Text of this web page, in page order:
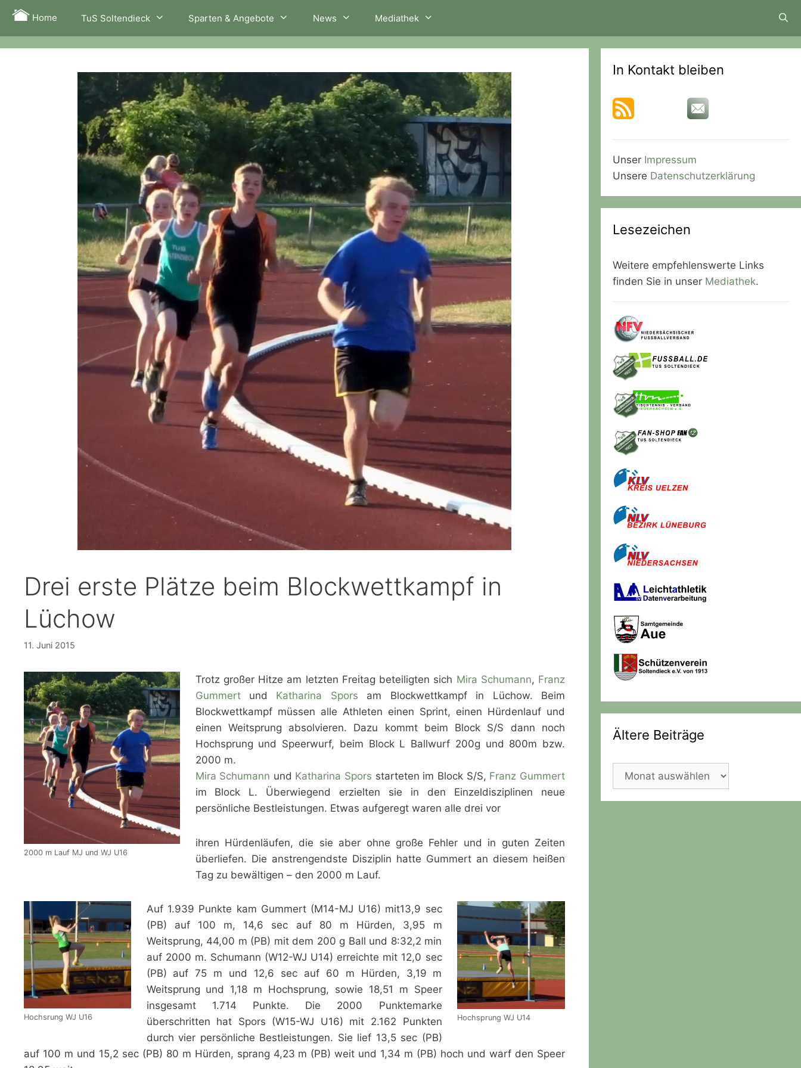
Zum
Inhalt
springen
Home TuS Soltendieck Sparten & Angebote News Mediathek
Drei erste Plätze beim Blockwettkampf in
Lüchow
11. Juni 2015
2000 m Lauf MJ und WJ U16
Trotz großer Hitze am letzten Freitag beteiligten sich Mira Schumann, Franz
Gummertund Katharina Spors am Blockwettkampf in Lüchow. Beim
Blockwettkampf müssen alle Athleten einen Sprint, einen Hürdenlauf und
einen Weitsprung absolvieren. Dazu kommt beim Block S/S dann noch
Hochsprung und Speerwurf, beim Block L Ballwurf 200g und 800m bzw.
2000 m.
Mira Schumann und Katharina Spors starteten im Block S/S, Franz Gummert
im Block L. Überwiegend erzielten sie in den Einzeldisziplinen neue
persönliche Bestleistungen. Etwas aufgeregt waren alle drei vor
ihren Hürdenläufen, die sie aber ohne große Fehler und in guten Zeiten
überliefen. Die anstrengendste Disziplin hatte Gummert an diesem heißen
Tag zu bewältigen – den 2000 m Lauf.
Hochsprung WJ U14
Hochsrung WJ U16
Auf 1.939 Punkte kam Gummert (M14-MJ U16) mit13,9 sec
(PB) auf 100 m, 14,6 sec auf 80 m Hürden, 3,95 m
Weitsprung, 44,00 m (PB) mit dem 200 g Ball und 8:32,2 min
auf 2000 m. Schumann (W12-WJ U14) erreichte mit 12,0 sec
(PB) auf 75 m und 12,6 sec auf 60 m Hürden, 3,19 m
Weitsprung und 1,18 m Hochsprung, sowie 18,51 m Speer
insgesamt 1.714 Punkte. Die 2000 Punktemarke
überschritten hat Spors (W15-WJ U16) mit 2.162 Punkten
durch vier persönliche Bestleistungen. Sie lief 13,5 sec (PB)
auf 100 m und 15,2 sec (PB) 80 m Hürden, sprang 4,23 m (PB) weit und 1,34 m (PB) hoch und warf den Speer
In Kontakt bleiben
Unser Impressum
Unsere Datenschutzerklärung
Lesezeichen
Weitere empfehlenswerte Links
finden Sie in unser Mediathek.
Ältere Beiträge
Ältere
Beiträge